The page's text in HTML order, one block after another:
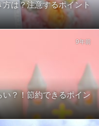
は？注意するポイント
？！節約できるポイン
9年前